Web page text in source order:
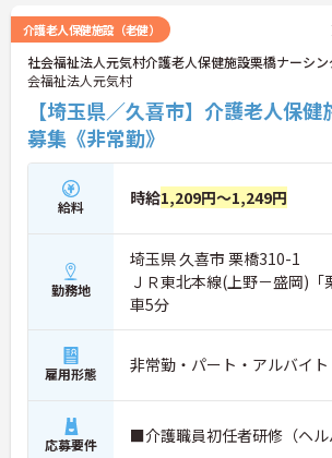
介護老人保健施設（老健）
社会福祉法人元気村介護老人保健施設栗橋ナーシ
会福祉法人元気村
【埼玉県／久喜市】介護老人保
募集《非常勤》
給料 時給1,209円～1,249円
勤務地
埼玉県 久喜市 栗橋310-1
ＪＲ東北本線(上野－盛岡)「
車5分
雇用形態 非常勤・パート・アルバイト
応募要件 ■介護職員初任者研修（ヘ